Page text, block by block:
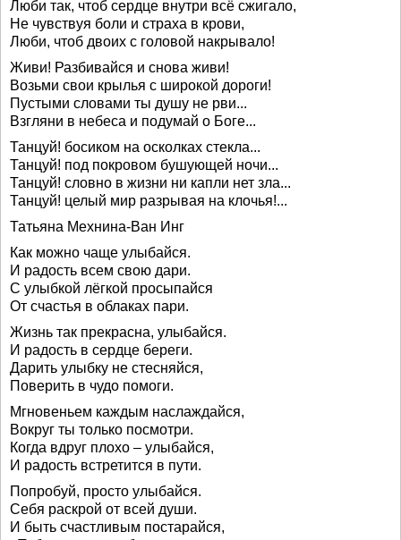
Люби так, чтоб сердце внутри всё сжигало,
Не чувствуя боли и страха в крови,
Люби, чтоб двоих с головой накрывало!
Живи! Разбивайся и снова живи!
Возьми свои крылья с широкой дороги!
Пустыми словами ты душу не рви...
Взгляни в небеса и подумай о Боге...
Танцуй! босиком на осколках стекла...
Танцуй! под покровом бушующей ночи...
Танцуй! словно в жизни ни капли нет зла...
Танцуй! целый мир разрывая на клочья!...
Татьяна Мехнина-Ван Инг
Как можно чаще улыбайся.
И радость всем свою дари.
С улыбкой лёгкой просыпайся
От счастья в облаках пари.
Жизнь так прекрасна, улыбайся.
И радость в сердце береги.
Дарить улыбку не стесняйся,
Поверить в чудо помоги.
Мгновеньем каждым наслаждайся,
Вокруг ты только посмотри.
Когда вдруг плохо – улыбайся,
И радость встретится в пути.
Попробуй, просто улыбайся.
Себя раскрой от всей души.
И быть счастливым постарайся,